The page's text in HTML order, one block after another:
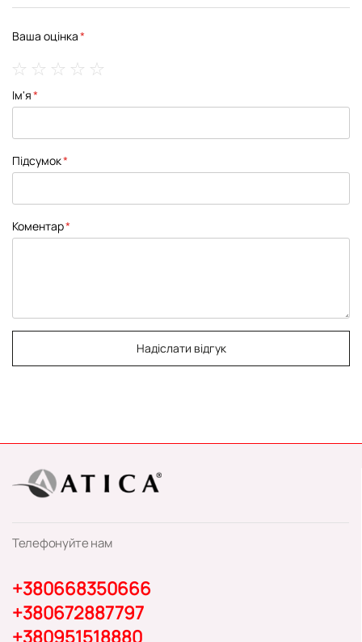
Ваша оцінка
star
stars
stars
stars
stars
Ім'я
Підсумок
Коментар
Надіслати відгук
Телефонуйте нам
+380668350666
+380672887797